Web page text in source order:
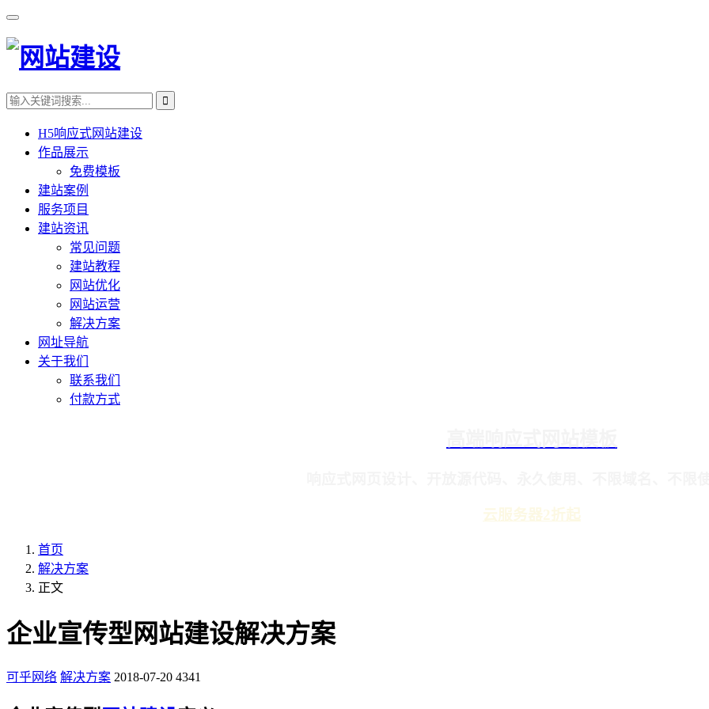
H5响应式网站建设
作品展示
免费模板
建站案例
服务项目
建站资讯
常见问题
建站教程
网站优化
网站运营
解决方案
网址导航
关于我们
联系我们
付款方式
云服务器2折起
首页
解决方案
正文
企业宣传型网站建设解决方案
可乎网络 解决方案 2018-07-20 4341